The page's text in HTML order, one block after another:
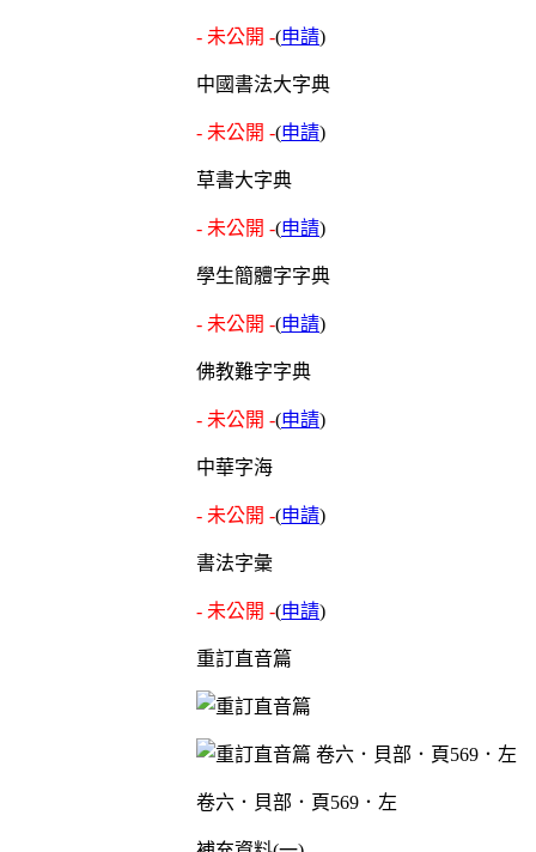
- 未公開 -(申請)
中國書法大字典
- 未公開 -(申請)
草書大字典
- 未公開 -(申請)
學生簡體字字典
- 未公開 -(申請)
佛教難字字典
- 未公開 -(申請)
中華字海
- 未公開 -(申請)
書法字彙
- 未公開 -(申請)
重訂直音篇
卷六．貝部．頁569．左